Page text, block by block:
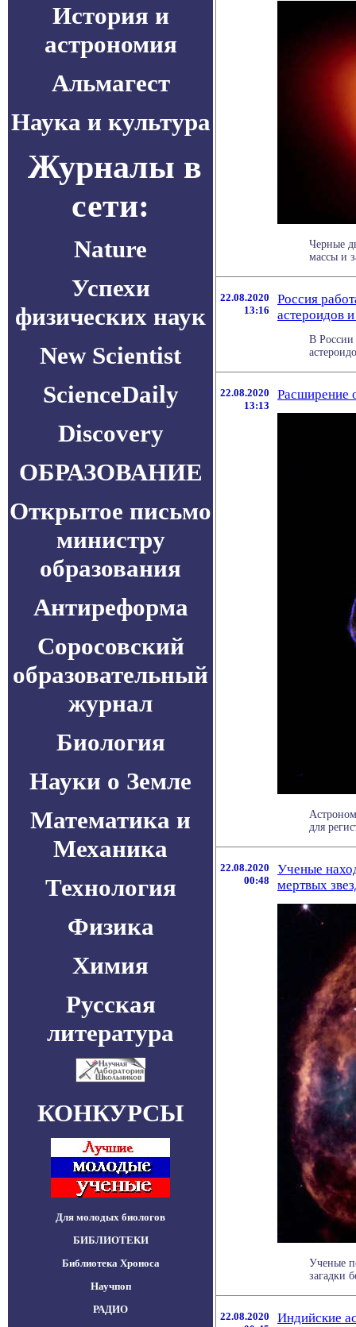
История и
астрономия
Альмагест
Наука и культура
Журналы в
сети:
Nature
Успехи
физических наук
New Scientist
ScienceDaily
Discovery
ОБРАЗОВАНИЕ
Открытое письмо
министру
образования
Антиреформа
Соросовский
образовательный
журнал
Биология
Науки о Земле
Математика и
Механика
Технология
Физика
Химия
Русская
литература
КОНКУРСЫ
Для молодых биологов
БИБЛИОТЕКИ
Библиотека Хроноса
Научпоп
РАДИО
Черные
массы и
22.08.2020
13:16
Россия
астероидов
В России
22.08.2020
13:13
Расширение
для
22.08.2020
00:48
Ученые
мертвых
Ученые
загадки
22.08.2020
Индийские